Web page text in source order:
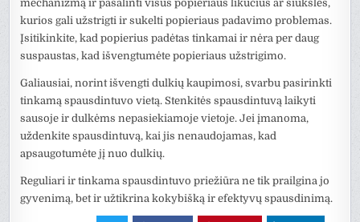
mechanizmą ir pašalinti visus popieriaus likučius ar šiukšles,
kurios gali užstrigti ir sukelti popieriaus padavimo problemas.
Įsitikinkite, kad popierius padėtas tinkamai ir nėra per daug
suspaustas, kad išvengtumėte popieriaus užstrigimo.
Galiausiai, norint išvengti dulkių kaupimosi, svarbu pasirinkti
tinkamą spausdintuvo vietą. Stenkitės spausdintuvą laikyti
sausoje ir dulkėms nepasiekiamoje vietoje. Jei įmanoma,
uždenkite spausdintuvą, kai jis nenaudojamas, kad
apsaugotumėte jį nuo dulkių.
Reguliari ir tinkama spausdintuvo priežiūra ne tik prailgina jo
gyvenimą, bet ir užtikrina kokybišką ir efektyvų spausdinimą.